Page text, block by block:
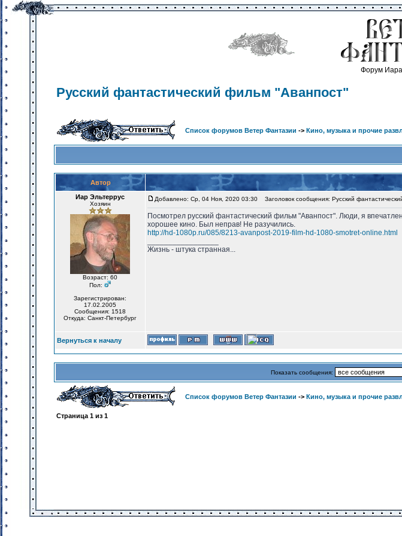
Форум
Русский фантастический фильм "Аванпост"
Список форумов Ветер Фантазии -> Кино, музыка и прочие
Автор
Иар Эльтеррус
Хозяин
Возраст: 60
Пол:
Зарегистрирован:
17.02.2005
Сообщения: 1518
Откуда: Санкт-Петербург
Добавлено: Ср, 04 Ноя, 2020 03:30 Заголовок сообщения: Русский
Посмотрел русский фантастический фильм "Аванпост". Люди, я
хорошее кино. Был неправ! Не разучились.
http://hd-1080p.ru/085/8213-avanpost-2019-film-hd-1080-smotret-online.html
Жизнь - штука странная...
Вернуться к началу
Показать сообщения:
Список форумов Ветер Фантазии -> Кино, музыка и прочие
Страница 1 из 1